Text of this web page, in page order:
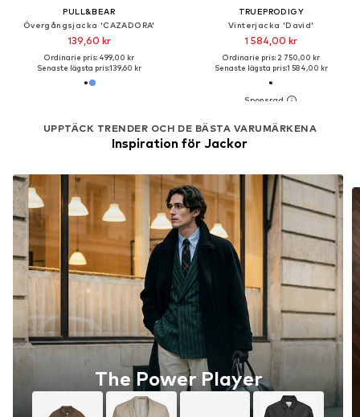
PULL&BEAR
Övergångsjacka 'CAZADORA'
139,60 kr
Ordinarie pris: 499,00 kr
Senaste lägsta pris:139,60 kr
TRUEPRODIGY
Vinterjacka 'David'
1 584,00 kr
Ordinarie pris: 2 750,00 kr
Senaste lägsta pris:1 584,00 kr
UPPTÄCK TRENDER OCH DE BÄSTA VARUMÄRKENA
Inspiration för Jackor
The Power Player